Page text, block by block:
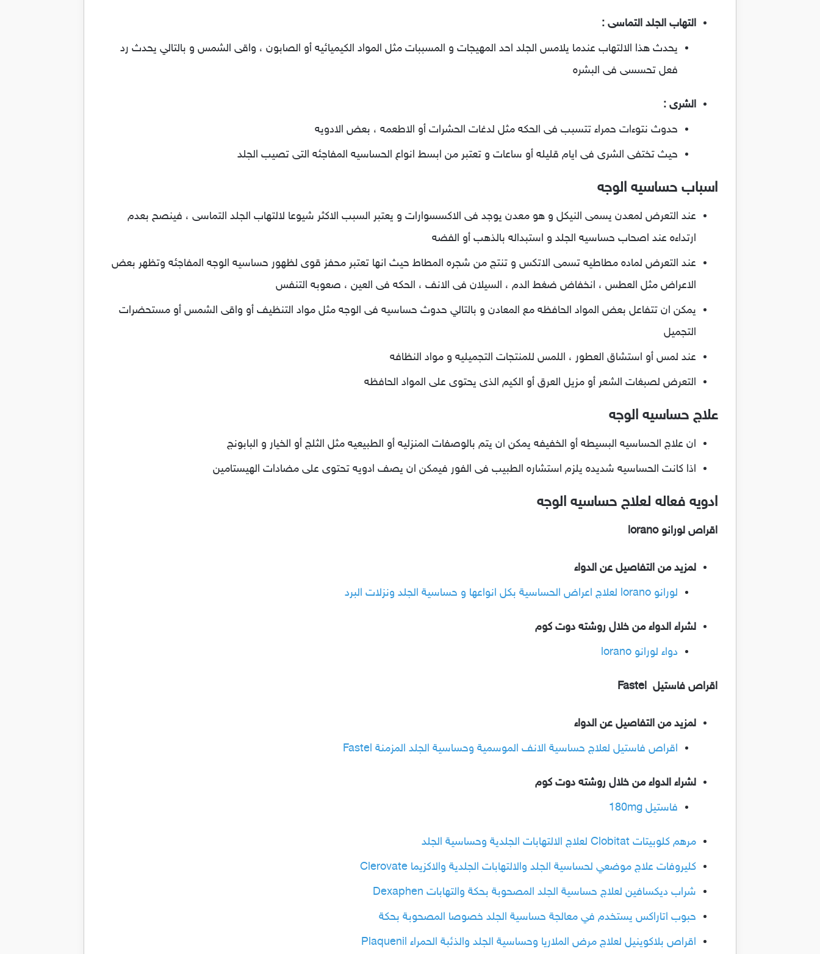
التهاب الجلد التماسى :
يحدث هذا الالتهاب عندما يلامس الجلد احد المهيجات و المسببات مثل المواد الكيميائيه أو الصابون ، واقى الشمس و بالتالي يحدث رد
فعل تحسسى فى البشره
الشرى :
حدوث نتوءات حمراء تتسبب فى الحكه مثل لدغات الحشرات أو الاطعمه ، بعض الادويه
حيث تختفى الشرى فى ايام قليله أو ساعات و تعتبر من ابسط انواع الحساسيه المفاجئه التى تصيب الجلد
اسباب حساسيه الوجه
عند التعرض لمعدن يسمى النيكل و هو معدن يوجد فى الاكسسوارات و يعتبر السبب الاكثر شيوعا لالتهاب الجلد التماسى ، فينصح بعدم
ارتداءه عند اصحاب حساسيه الجلد و استبداله بالذهب أو الفضه
عند التعرض لماده مطاطيه تسمى الاتكس و تنتج من شجره المطاط حيث انها تعتبر محفز قوى لظهور حساسيه الوجه المفاجئه وتظهر بعض
الاعراض مثل العطس ، انخفاض ضغط الدم ، السيلان فى الانف ، الحكه فى العين ، صعوبه التنفس
يمكن ان تتفاعل بعض المواد الحافظه مع المعادن و بالتالي حدوث حساسيه فى الوجه مثل مواد التنظيف أو واقى الشمس أو مستحضرات
التجميل
عند لمس أو استشاق العطور ، اللمس للمنتجات التجميليه و مواد النظافه
التعرض لصبغات الشعر أو مزيل العرق أو الكيم الذى يحتوى على المواد الحافظه
علاج حساسيه الوجه
ان علاج الحساسيه البسيطه أو الخفيفه يمكن ان يتم بالوصفات المنزليه أو الطبيعيه مثل الثلج أو الخيار و البابونج
اذا كانت الحساسيه شديده يلزم استشاره الطبيب فى الفور فيمكن ان يصف ادويه تحتوى على مضادات الهيستامين
ادويه فعاله لعلاج حساسيه الوجه
اقراص لورانو lorano
لمزيد من التفاصيل عن الدواء
لورانو lorano لعلاج اعراض الحساسية بكل انواعها و حساسية الجلد ونزلات البرد
لشراء الدواء من خلال روشته دوت كوم
دواء لورانو lorano
اقراص فاستيل Fastel
لمزيد من التفاصيل عن الدواء
اقراص فاستيل لعلاج حساسية الانف الموسمية وحساسية الجلد المزمنة Fastel
لشراء الدواء من خلال روشته دوت كوم
فاستيل 180mg
مرهم كلوبيتات Clobitat لعلاج الالتهابات الجلدية وحساسية الجلد
كليروفات علاج موضعي لحساسية الجلد والالتهابات الجلدية والاكزيما Clerovate
شراب ديكسافين لعلاج حساسية الجلد المصحوبة بحكة والتهابات Dexaphen
حبوب اتاراكس يستخدم في معالجة حساسية الجلد خصوصا المصحوبة بحكة
اقراص بلاكوينيل لعلاج مرض الملاريا وحساسية الجلد والذئبة الحمراء Plaquenil